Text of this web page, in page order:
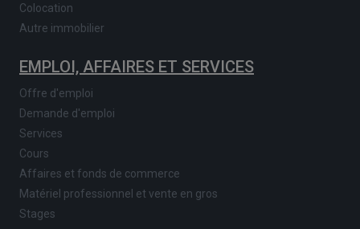
Colocation
Autre immobilier
EMPLOI, AFFAIRES ET SERVICES
Offre d'emploi
Demande d'emploi
Services
Cours
Affaires et fonds de commerce
Matériel professionnel et vente en gros
Stages